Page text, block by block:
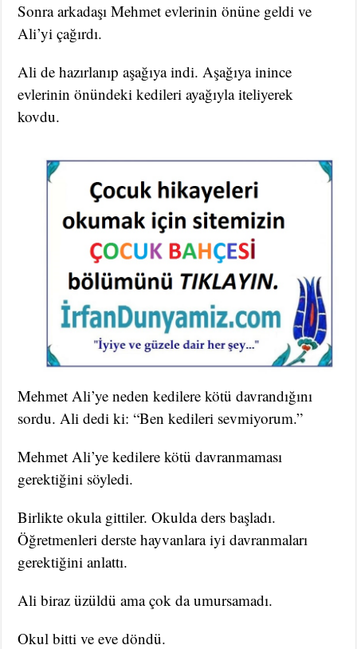
Sonra arkadaşı Mehmet evlerinin önüne geldi ve
Ali’yi çağırdı.
Ali de hazırlanıp aşağıya indi. Aşağıya inince
evlerinin önündeki kedileri ayağıyla iteliyerek
kovdu.
Mehmet Ali’ye neden kedilere kötü davrandığını
sordu. Ali dedi ki: “Ben kedileri sevmiyorum.”
Mehmet Ali’ye kedilere kötü davranmaması
gerektiğini söyledi.
Birlikte okula gittiler. Okulda ders başladı.
Öğretmenleri derste hayvanlara iyi davranmaları
gerektiğini anlattı.
Ali biraz üzüldü ama çok da umursamadı.
Okul bitti ve eve döndü.